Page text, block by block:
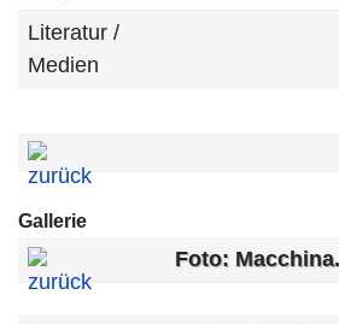
Literatur /
Medien
Gallerie
Foto: